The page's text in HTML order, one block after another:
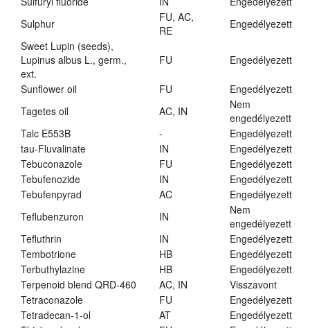
Sulphur
FU, AC,
RE
Engedélyezett
Sweet Lupin (seeds),
Lupinus albus L., germ.,
ext.
FU Engedélyezett
Sunflower oil FU
Engedélyezett
Tagetes oil
AC, IN
Nem
engedélyezett
Talc E553B
-
Engedélyezett
tau-Fluvalinate
IN
Engedélyezett
Tebuconazole
FU
Engedélyezett
Tebufenozide
IN
Engedélyezett
Tebufenpyrad
AC
Engedélyezett
Teflubenzuron
IN
Nem
engedélyezett
Tefluthrin
IN
Engedélyezett
Tembotrione
HB
Engedélyezett
Terbuthylazine
HB
Engedélyezett
Terpenoid blend QRD-460
AC, IN
Visszavont
Tetraconazole
FU
Engedélyezett
Tetradecan-1-ol
AT
Engedélyezett